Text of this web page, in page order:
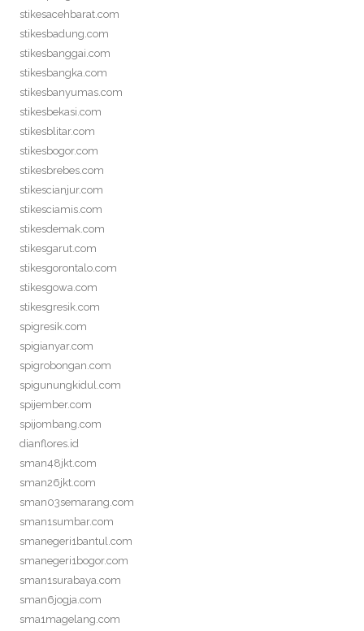
stikesacehbarat.com
stikesbadung.com
stikesbanggai.com
stikesbangka.com
stikesbanyumas.com
stikesbekasi.com
stikesblitar.com
stikesbogor.com
stikesbrebes.com
stikescianjur.com
stikesciamis.com
stikesdemak.com
stikesgarut.com
stikesgorontalo.com
stikesgowa.com
stikesgresik.com
spigresik.com
spigianyar.com
spigrobongan.com
spigunungkidul.com
spijember.com
spijombang.com
dianflores.id
sman48jkt.com
sman26jkt.com
sman03semarang.com
sman1sumbar.com
smanegeri1bantul.com
smanegeri1bogor.com
sman1surabaya.com
sman6jogja.com
sma1magelang.com